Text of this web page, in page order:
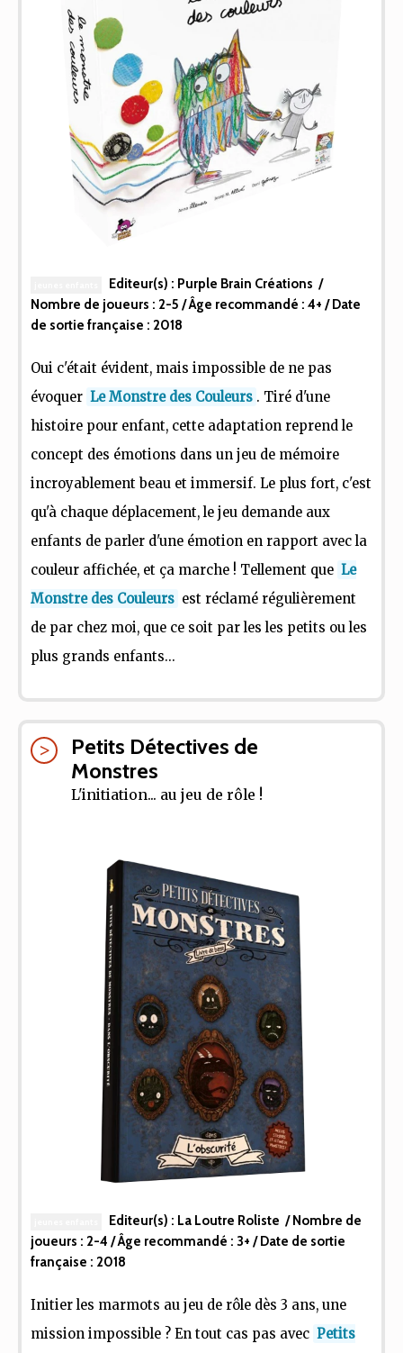
Editeur(s) : Purple Brain Créations /
Nombre de joueurs : 2-5 / Âge recommandé : 4+ / Date
de sortie française : 2018
Oui c'était évident, mais impossible de ne pas
évoquer Le Monstre des Couleurs . Tiré d'une
histoire pour enfant, cette adaptation reprend le
concept des émotions dans un jeu de mémoire
incroyablement beau et immersif. Le plus fort, c'est
qu'à chaque déplacement, le jeu demande aux
enfants de parler d'une émotion en rapport avec la
couleur affichée, et ça marche ! Tellement que Le
Monstre des Couleurs est réclamé régulièrement
de par chez moi, que ce soit par les les petits ou les
plus grands enfants...
Petits Détectives de
Monstres
L'initiation... au jeu de rôle !
Editeur(s) : La Loutre Roliste / Nombre de
joueurs : 2-4 / Âge recommandé : 3+ / Date de sortie
française : 2018
Initier les marmots au jeu de rôle dès 3 ans, une
mission impossible ? En tout cas pas avec Petits